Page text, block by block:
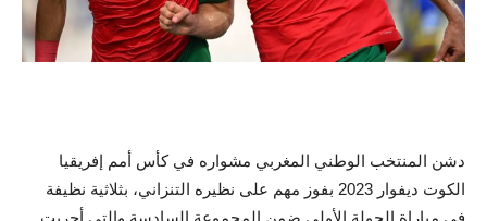
دشن المنتخب الوطني المغربي مشواره في كأس أمم إفريقيا
الكوت ديفوار 2023 بفوز مهم على نظيره التنزاني، بثلاثية نظيفة
في مباراة الجولة الأولى ضمن المجموعة السادسة والتي أجريت